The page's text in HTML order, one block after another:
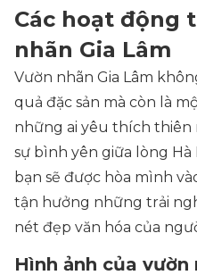
Các hoạt động
nhãn Gia Lâm
Vườn nhãn Gia Lâm
quả đặc sản mà còn là
những ai yêu thích thiên
sự bình yên giữa lòng Hà
bạn sẽ được hòa mình
tận hưởng những trải
nét đẹp văn hóa của
Hình ảnh của vườn